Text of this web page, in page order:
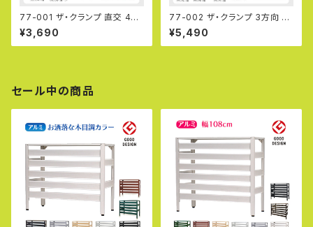
77-001 ザ・クランプ 直交 48.
6Φ（特許申請中）パイプコネク
ター ジョイント アルミ専門メー
カー サビに強い 錆びにくい 連
¥3,690
77-002 ザ・クランプ 3方向 4
8.6Φ（特許申請中）パイプコネ
クター ジョイント アルミ専門メ
ーカー サビに強い 錆びにくい
¥5,490
セール中の商品